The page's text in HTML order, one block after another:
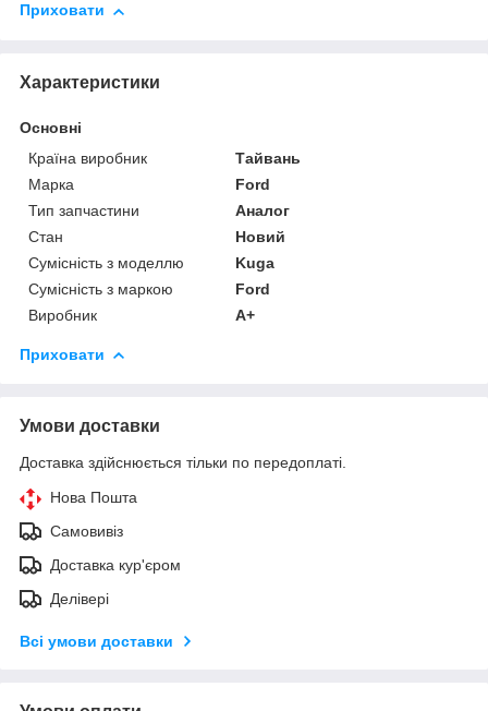
Приховати
Характеристики
Основні
Країна виробник
Тайвань
Марка
Ford
Тип запчастини
Аналог
Стан
Новий
Сумісність з моделлю
Kuga
Сумісність з маркою
Ford
Виробник
A+
Приховати
Умови доставки
Доставка здійснюється тільки по передоплаті.
Нова Пошта
Самовивіз
Доставка кур'єром
Делівері
Всі умови доставки